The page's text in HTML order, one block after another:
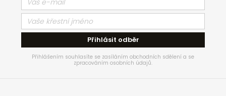
Přihlásit odběr
Přihlášením souhlasíte se zasíláním obchodních sdělení a se
zpracováním osobních údajů.